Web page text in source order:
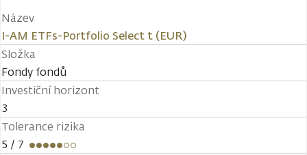
Název
I-AM ETFs-Portfolio Select t (EUR)
Složka
Fondy fondů
Investiční horizont
3
Tolerance rizika
5 / 7